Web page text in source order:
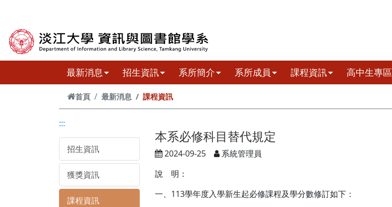
最新消息 招生資訊 系所簡介 系所成員 課程資訊 高中生專區
首頁 最新消息 課程資訊
:::
招生資訊
獲獎資訊
課程資訊
本系必修科目替代規定
2024-09-25
系統管理員
說 明：
一、113學年度入學新生起必修課程及學分數修訂如下：